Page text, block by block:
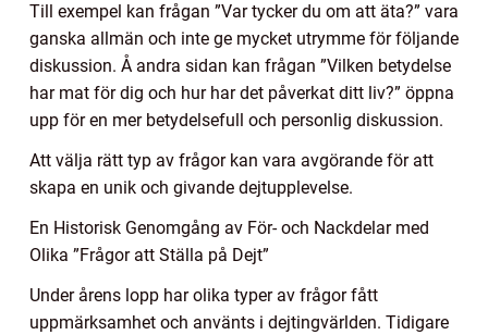
Till exempel kan frågan ”Var tycker du om att äta?” vara
ganska allmän och inte ge mycket utrymme för följande
diskussion. Å andra sidan kan frågan ”Vilken betydelse
har mat för dig och hur har det påverkat ditt liv?” öppna
upp för en mer betydelsefull och personlig diskussion.
Att välja rätt typ av frågor kan vara avgörande för att
skapa en unik och givande dejtupplevelse.
En Historisk Genomgång av För- och Nackdelar med
Olika ”Frågor att Ställa på Dejt”
Under årens lopp har olika typer av frågor fått
uppmärksamhet och använts i dejtingvärlden. Tidigare